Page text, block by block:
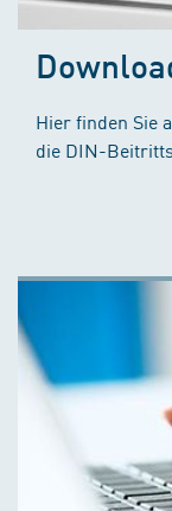
Hier finden Sie
die DIN-